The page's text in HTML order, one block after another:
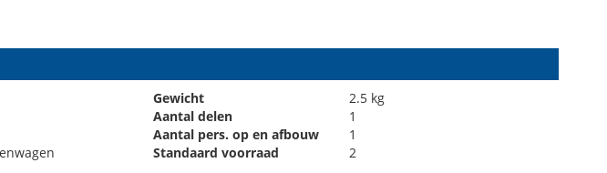
Gewicht
2.5 kg
Aantal delen
1
Aantal pers. op en afbouw
1
Standaard voorraad
2